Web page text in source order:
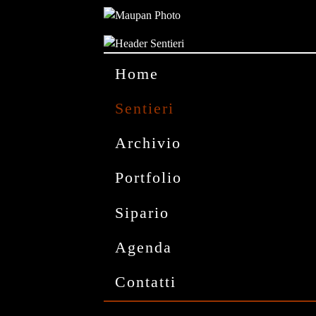
Home
Sentieri
Archivio
Portfolio
Sipario
Agenda
Contatti